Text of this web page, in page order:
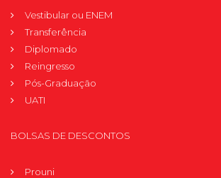
Vestibular ou ENEM
Transferência
Diplomado
Reingresso
Pós-Graduação
UATI
BOLSAS DE DESCONTOS
Prouni